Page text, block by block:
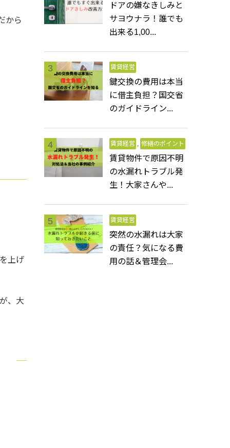
から
上げ
、大
ドアの嫌なきしみと
サヨウナラ！誰でも
出来る1,00...
賃貸経営
鍵交換の費用は本当
に借主負担？国交省
のガイドライン...
賃貸経営 , 修繕のポイント
賃貸物件で原因不明
の水漏れトラブル発
生！大家さんや...
賃貸経営
突然の水漏れは大家
の責任？気になる費
用の話＆管理会...